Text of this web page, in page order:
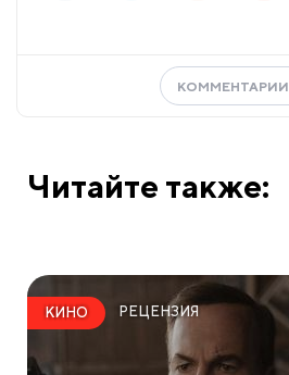
КОММЕНТАРИИ
Читайте также:
КИНО РЕЦЕНЗИЯ